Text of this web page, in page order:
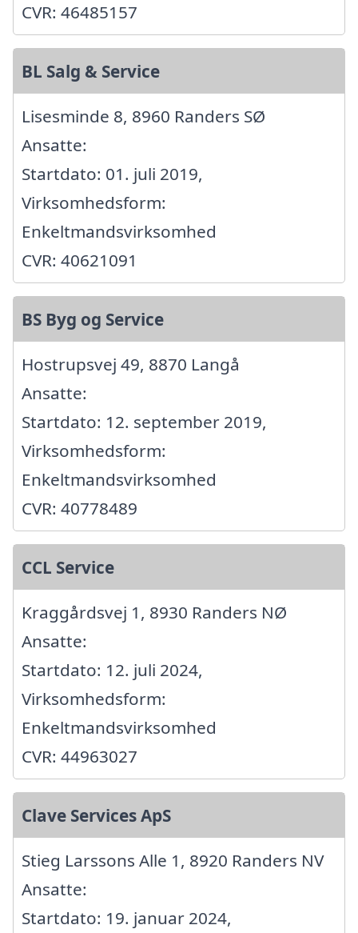
CVR: 46485157
BL Salg & Service
Lisesminde 8, 8960 Randers SØ
Ansatte:
Startdato: 01. juli 2019,
Virksomhedsform:
Enkeltmandsvirksomhed
CVR: 40621091
BS Byg og Service
Hostrupsvej 49, 8870 Langå
Ansatte:
Startdato: 12. september 2019,
Virksomhedsform:
Enkeltmandsvirksomhed
CVR: 40778489
CCL Service
Kraggårdsvej 1, 8930 Randers NØ
Ansatte:
Startdato: 12. juli 2024,
Virksomhedsform:
Enkeltmandsvirksomhed
CVR: 44963027
Clave Services ApS
Stieg Larssons Alle 1, 8920 Randers NV
Ansatte:
Startdato: 19. januar 2024,